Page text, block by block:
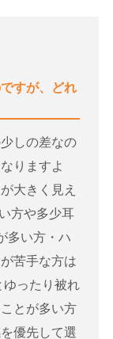
すが、どれ
しの差なの
りますよ
大きく見え
方や多少耳
多い方・ハ
苦手な方は
ゆったり被れ
とが多い方
優先して選